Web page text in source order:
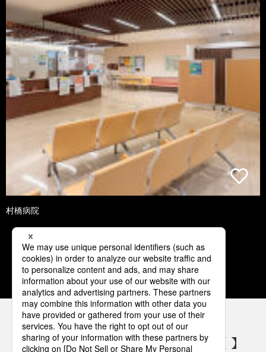
村橋病院
1 2 3 4 5
パナソニックの電気設備 SNSアカウント